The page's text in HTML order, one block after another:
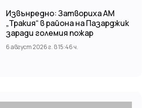
Извънредно: Затвориха АМ
„Тракия“ в района на Пазарджик
заради големия пожар
6 август 2026 г. в 15:46 ч.